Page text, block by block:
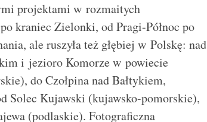
projektami w rozmaitych
kraniec Zielonki, od Pragi-Północ po
ale ruszyła też głębiej w Polskę: nad
i jezioro Komorze w powiecie
do Czołpina nad Bałtykiem,
Solec Kujawski (kujawsko-pomorskie),
(podlaskie). Fotograficzna